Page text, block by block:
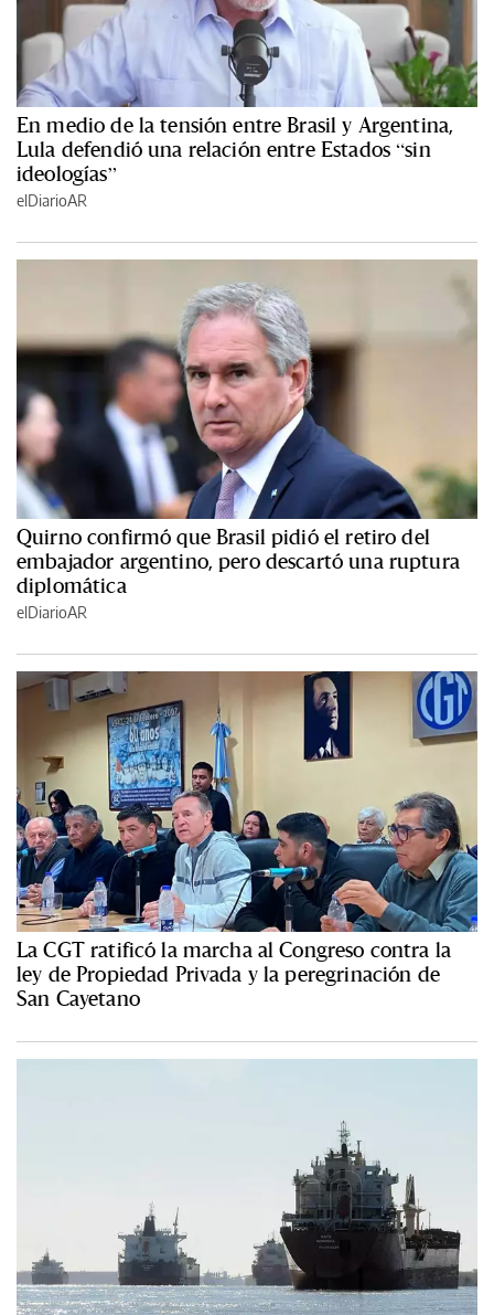
En medio de la tensión entre Brasil y Argentina,
Lula defendió una relación entre Estados “sin
ideologías”
elDiarioAR
Quirno confirmó que Brasil pidió el retiro del
embajador argentino, pero descartó una ruptura
diplomática
elDiarioAR
La CGT ratificó la marcha al Congreso contra la
ley de Propiedad Privada y la peregrinación de
San Cayetano